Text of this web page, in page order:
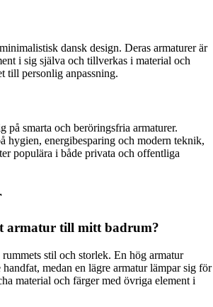
dansk design. Deras armaturer är
i sig själva och tillverkas i material och
till personlig anpassning.
på smarta och beröringsfria armaturer.
hygien, energibesparing och modern teknik,
populära i både privata och offentliga
armatur till mitt badrum?
stil och storlek. En hög armatur
medan en lägre armatur lämpar sig för
material och färger med övriga element i